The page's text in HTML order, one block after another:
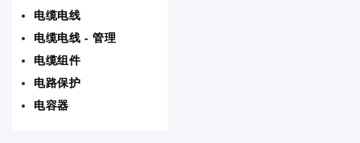
音频产品
线路保护配电备用
板安装电源
电缆电线
电缆电线 - 管理
电缆组件
电路保护
电容器